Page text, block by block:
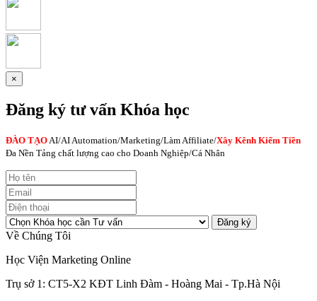
×
Đăng ký tư vấn Khóa học
ĐÀO TẠOAI/AI Automation/Marketing/Làm Affiliate/Xây Kênh Kiếm Tiền
Đa Nền Tảng chất lượng cao cho Doanh Nghiệp/Cá Nhân
Đăng ký
Về Chúng Tôi
Học Viện Marketing Online
Trụ sở 1: CT5-X2 KĐT Linh Đàm - Hoàng Mai - Tp.Hà Nội